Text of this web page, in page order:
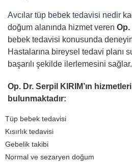
Avcılar tüp bebek tedavisi nedir
doğum alanında hizmet veren Op.
bebek tedavisi konusunda
Hastalarına bireysel tedavi planı
başarılı şekilde ilerlemesini sağlar.
Op. Dr. Serpil KIRIM’ın
bulunmaktad ır:
Tüp bebek tedavisi
Kısırlık tedavisi
Gebelik takibi
Normal ve sezaryen doğum